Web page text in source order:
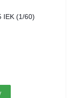
IEK (1/60)